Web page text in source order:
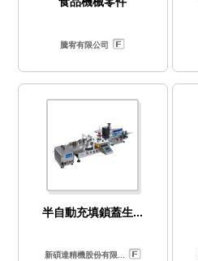
騰宥有限公司
半自動充填鎖蓋生...
新碩達精機股份有限...